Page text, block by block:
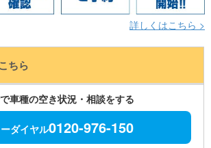
詳しくはこちら >
ちら
車種の空き状況・相談をする
ダイヤル0120-976-150